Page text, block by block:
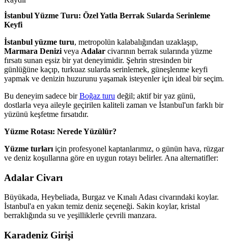
İstanbul Yüzme Turu: Özel Yatla Berrak Sularda Serinleme
Keyfi
İstanbul yüzme turu, metropolün kalabalığından uzaklaşıp,
Marmara Denizi veya Adalar civarının berrak sularında yüzme
fırsatı sunan eşsiz bir yat deneyimidir. Şehrin stresinden bir
günlüğüne kaçıp, turkuaz sularda serinlemek, güneşlenme keyfi
yapmak ve denizin huzurunu yaşamak isteyenler için ideal bir seçim.
Bu deneyim sadece birBoğaz turu değil; aktif bir yaz günü,
dostlarla veya aileyle geçirilen kaliteli zaman ve İstanbul'un farklı bir
yüzünü keşfetme fırsatıdır.
Yüzme Rotası: Nerede Yüzülür?
Yüzme turları için profesyonel kaptanlarımız, o günün hava, rüzgar
ve deniz koşullarına göre en uygun rotayı belirler. Ana alternatifler:
Adalar Civarı
Büyükada, Heybeliada, Burgaz ve Kınalı Adası civarındaki koylar.
İstanbul'a en yakın temiz deniz seçeneği. Sakin koylar, kristal
berraklığında su ve yeşilliklerle çevrili manzara.
Karadeniz Girişi